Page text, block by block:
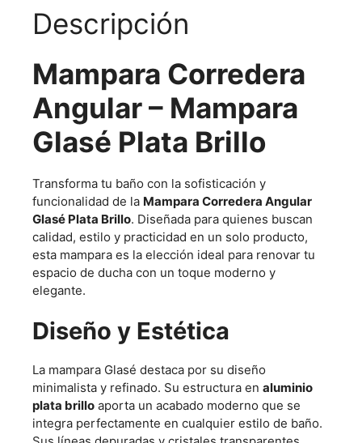
Descripción
Mampara Corredera
Angular – Mampara
Glasé Plata Brillo
Transforma tu baño con la sofisticación y
funcionalidad de la Mampara Corredera Angular
Glasé Plata Brillo. Diseñada para quienes buscan
calidad, estilo y practicidad en un solo producto,
esta mampara es la elección ideal para renovar tu
espacio de ducha con un toque moderno y
elegante.
Diseño y Estética
La mampara Glasé destaca por su diseño
minimalista y refinado. Su estructura en aluminio
plata brillo aporta un acabado moderno que se
integra perfectamente en cualquier estilo de baño.